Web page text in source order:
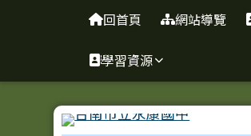
臺南市永康區永
回首頁 網站導覽
學習資源